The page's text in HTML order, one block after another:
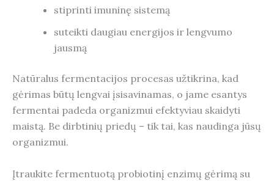
stiprinti imuninę sistemą
suteikti daugiau energijos ir lengvumo
jausmą
Natūralus fermentacijos procesas užtikrina, kad
gėrimas būtų lengvai įsisavinamas, o jame esantys
fermentai padeda organizmui efektyviau skaidyti
maistą. Be dirbtinių priedų – tik tai, kas naudinga jūsų
organizmui.
Įtraukite fermentuotą probiotinį enzimų gėrimą su